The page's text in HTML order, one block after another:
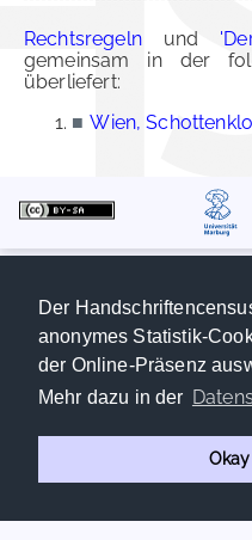
Der
anonymes Statistik-
der Online-Präsenz
Mehr dazu in der
Okay
Rechtsregelnund
gemeinsam in der
überliefert:
■ Wien,